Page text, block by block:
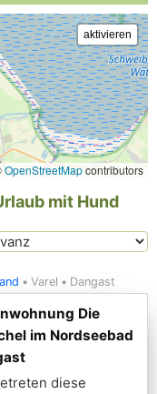
OpenStreetMapcontributors
mit Hund
Varel Dangast
Die
im Nordseebad
diese